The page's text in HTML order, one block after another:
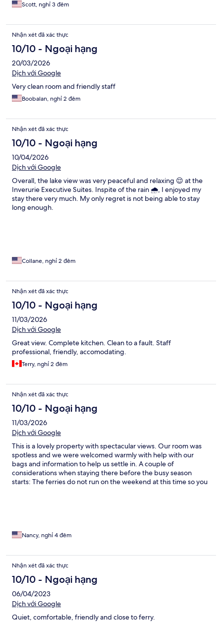
Scott, nghỉ 3 đêm
Nhận xét đã xác thực
10/10 - Ngoại hạng
20/03/2026
Dịch với Google
Very clean room and friendly staff
Boobalan, nghỉ 2 đêm
Nhận xét đã xác thực
10/10 - Ngoại hạng
10/04/2026
Dịch với Google
Overall, the lake view was very peaceful and relaxing 😌 at the
Inverurie Executive Suites. Inspite of the rain 🌧️, I enjoyed my
stay there very much. My only regret is not being able to stay
long enough.
Collane, nghỉ 2 đêm
Nhận xét đã xác thực
10/10 - Ngoại hạng
11/03/2026
Dịch với Google
Great view. Complete kitchen. Clean to a fault. Staff
professional, friendly, accomodating.
Terry, nghỉ 2 đêm
Nhận xét đã xác thực
10/10 - Ngoại hạng
11/03/2026
Dịch với Google
This is a lovely property with spectacular views. Our room was
spotless and we were welcomed warmly with help with our
bags and information to help us settle in. A couple of
considerations when staying there before the busy season
starts: The ferries do not run on the weekend at this time so you
Nancy, nghỉ 4 đêm
Nhận xét đã xác thực
10/10 - Ngoại hạng
06/04/2023
Dịch với Google
Quiet, comfortable, friendly and close to ferry.